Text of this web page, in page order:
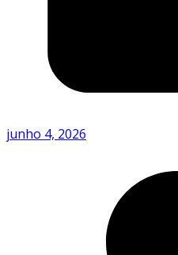
junho 4, 2026